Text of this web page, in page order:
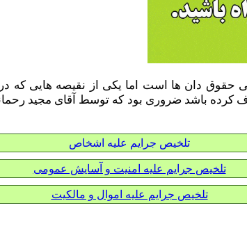
دان ها است اما یکی از نقیصه هایی که
باشد ضروری بود که توسط آقای مجید
تلخیص جرایم علیه اشخاص
تلخیص جرایم علیه امنیت و آسایش عمومی
تلخیص جرایم علیه اموال و مالکیت